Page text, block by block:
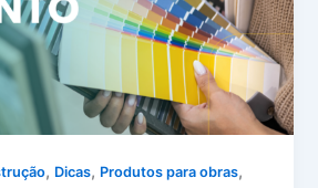
, Dicas, Produtos para obras,